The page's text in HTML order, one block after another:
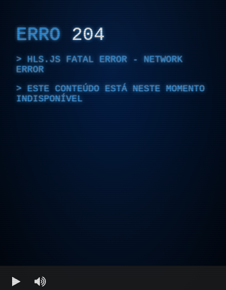
ERRO 204
HLS.JS FATAL ERROR - NETWORK
ERROR
ESTE CONTEÚDO ESTÁ NESTE MOMENTO
INDISPONÍVEL